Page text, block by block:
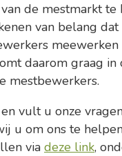
de mestmarkt te
van belang dat
meewerken
daarom graag in
mestbewerkers.
vult u onze
u om ons te
via deze link,